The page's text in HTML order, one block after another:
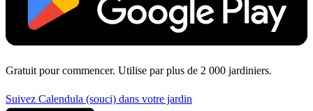
Gratuit pour commencer. Utilise par plus de 2 000 jardiniers.
Suivez Calendula (souci) dans votre jardin